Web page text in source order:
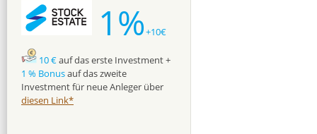
1%+10€
10 €auf das erste Investment +
1 % Bonusauf das zweite
Investment für neue Anleger über
diesen Link*